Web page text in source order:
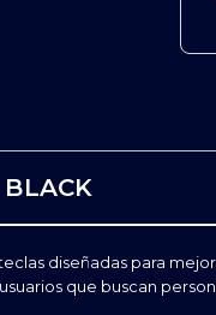
BLACK
diseñadas para
que buscan